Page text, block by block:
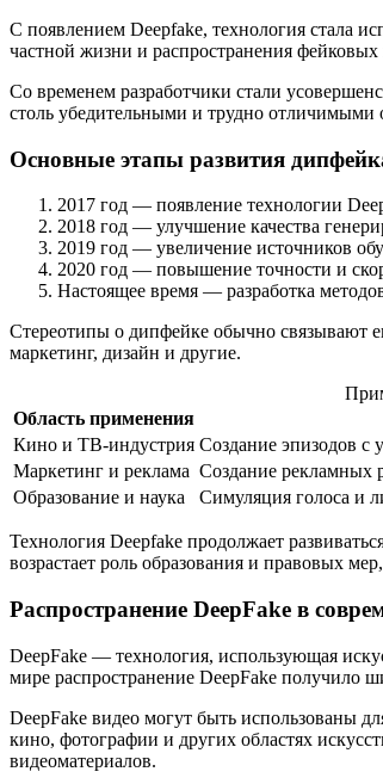
С появлением Deepfake, технология стала
частной жизни и распространения фейковых
Со временем разработчики стали
столь убедительными и трудно отличимыми
Основные этапы развития
2017 год — появление технологии
2018 год — улучшение качества
2019 год — увеличение источников
2020 год — повышение точности и
Настоящее время — разработка
Стереотипы о дипфейке обычно связывают
маркетинг, дизайн и другие.
Область применения
Кино и ТВ-индустрия Создание эпизодов с
Маркетинг и реклама Создание рекламных
Образование и наука
Симуляция голоса и
Технология Deepfake продолжает
возрастает роль образования и правовых
Распространение DeepFake в
DeepFake — технология, использующая
мире распространение DeepFake получило
DeepFake видео могут быть использованы
кино, фотографии и других областях
видеоматериалов.